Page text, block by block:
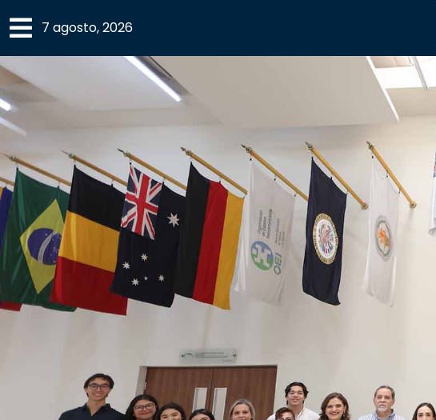
×
SECCIONES
ACADEMIA
CAMPUS UANL
COMUNIDAD
CULTURA
DEPORTES
7 agosto, 2026